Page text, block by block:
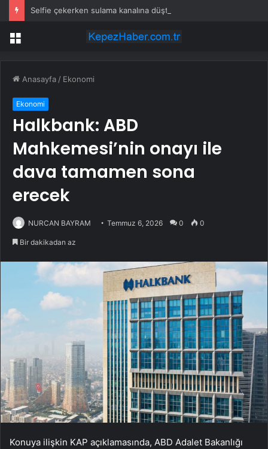
Selfie çekerken sulama kanalına düştü
Menü
Anasayfa / Ekonomi
Ekonomi
Halkbank: ABD
Mahkemesi’nin onayı ile
dava tamamen sona
erecek
NURCAN BAYRAM Temmuz 6, 2026 0 0
Bir dakikadan az
Konuya ilişkin KAP açıklamasında, ABD Adalet Bakanlığı